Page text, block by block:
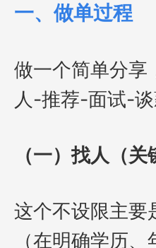
一、做单过程
做一个简单分享
人-推荐-面试-
（一）找人（
这个不设限主要
（在明确学历